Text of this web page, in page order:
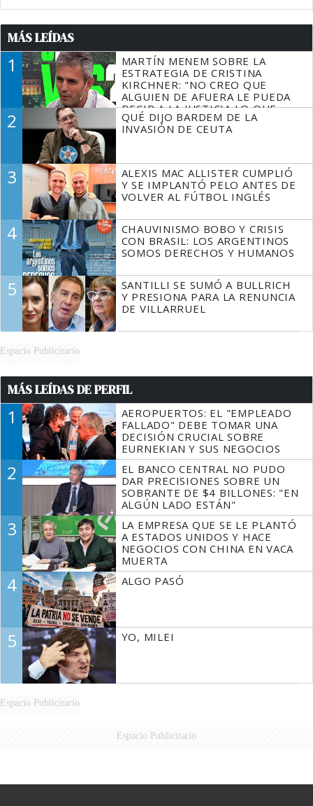
MÁS LEÍDAS
1
MARTÍN MENEM SOBRE LA
ESTRATEGIA DE CRISTINA
KIRCHNER: "NO CREO QUE
ALGUIEN DE AFUERA LE PUEDA
DECIR A LA JUSTICIA LO QUE
TIENE QUE HACER"
2
QUÉ DIJO BARDEM DE LA
INVASIÓN DE CEUTA
3
ALEXIS MAC ALLISTER CUMPLIÓ
Y SE IMPLANTÓ PELO ANTES DE
VOLVER AL FÚTBOL INGLÉS
4
CHAUVINISMO BOBO Y CRISIS
CON BRASIL: LOS ARGENTINOS
SOMOS DERECHOS Y HUMANOS
5
SANTILLI SE SUMÓ A BULLRICH
Y PRESIONA PARA LA RENUNCIA
DE VILLARRUEL
Espacio Publicitario
MÁS LEÍDAS DE PERFIL
1
AEROPUERTOS: EL "EMPLEADO
FALLADO" DEBE TOMAR UNA
DECISIÓN CRUCIAL SOBRE
EURNEKIAN Y SUS NEGOCIOS
2
EL BANCO CENTRAL NO PUDO
DAR PRECISIONES SOBRE UN
SOBRANTE DE $4 BILLONES: "EN
ALGÚN LADO ESTÁN"
3
LA EMPRESA QUE SE LE PLANTÓ
A ESTADOS UNIDOS Y HACE
NEGOCIOS CON CHINA EN VACA
MUERTA
4 ALGO PASÓ
5 YO, MILEI
Espacio Publicitario
Espacio Publicitario